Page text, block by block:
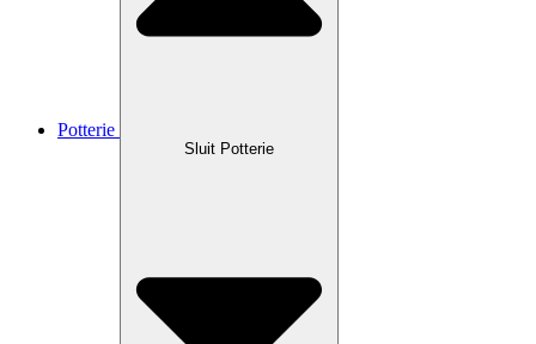
Potterie
Sluit Potterie